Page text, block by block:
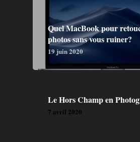
Quel MacBook pour
photos sans vous ruiner?
19 juin 2020
Le Hors Champ en
7 avril 2020